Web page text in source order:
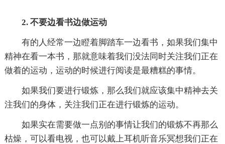
2. 不要边看书边做运动
有的人经常一边瞪着脚踏车一边看书，如果我们集中
精神在看一本书，那就意味着我们没法同时关注我们正在
做着的运动，运动的时候进行阅读是最糟糕的事情。
如果我们要进行锻炼，那么我们就应该集中精神去关
注我们的身体，关注我们正在进行锻炼的运动。
如果实在需要做一点别的事情让我们的锻炼不再那么
枯燥，可以看电视，也可以戴上耳机听音乐冥想我们正在